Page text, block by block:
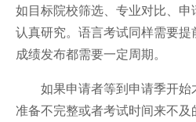
如目标院校筛选、专业对比、
认真研究。语言考试同样需要
成绩发布都需要一定周期。
如果申请者等到申请季开始
准备不完整或者考试时间来不